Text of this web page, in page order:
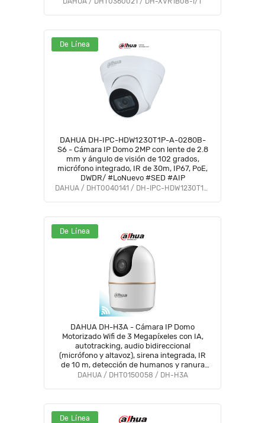
De Línea
DAHUA DH-IPC-HDW1230T1P-A-0280B-
S6 - Cámara IP Domo 2MP con lente de 2.8
mm y ángulo de visión de 102 grados,
micrófono integrado, IR de 30m, IP67, PoE,
DWDR/ #LoNuevo #SED #AIP
DAHUA / DHT0040141 / DH-IPC-HDW1230T1P-A-0280B-S6
De Línea
DAHUA DH-H3A - Cámara IP Domo
Motorizado Wifi de 3 Megapíxeles con IA,
autotracking, audio bidireccional
(micrófono y altavoz), sirena integrada, IR
de 10 m, detección de humanos y ranura
MicroSD #WiFiDahua #ANIVDICW
DAHUA / DHT0150058 / DH-H3A
De Línea